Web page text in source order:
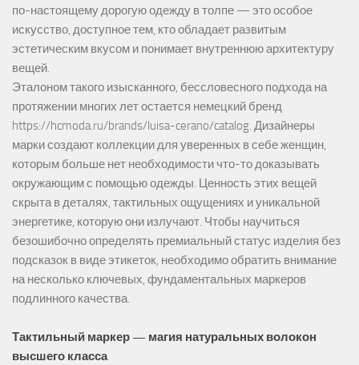
по-настоящему дорогую одежду в толпе — это особое
искусство, доступное тем, кто обладает развитым
эстетическим вкусом и понимает внутреннюю архитектуру
вещей.
Эталоном такого изысканного, бессловесного подхода на
протяжении многих лет остается немецкий бренд
https://hcmoda.ru/brands/luisa-cerano/catalog. Дизайнеры
марки создают коллекции для уверенных в себе женщин,
которым больше нет необходимости что-то доказывать
окружающим с помощью одежды. Ценность этих вещей
скрыта в деталях, тактильных ощущениях и уникальной
энергетике, которую они излучают. Чтобы научиться
безошибочно определять премиальный статус изделия без
подсказок в виде этикеток, необходимо обратить внимание
на несколько ключевых, фундаментальных маркеров
подлинного качества.
Тактильный маркер — магия натуральных волокон
высшего класса